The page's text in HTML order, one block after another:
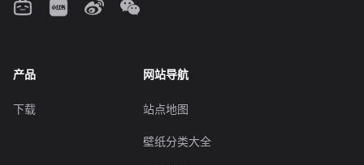
产品
下载
网站导航
站点地图
壁纸分类大全